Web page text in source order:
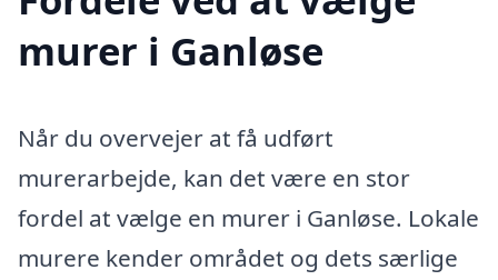
murer i Ganløse
Når du overvejer at få udført
murerarbejde, kan det være en stor
fordel at vælge en murer i Ganløse. Lokale
murere kender området og dets særlige